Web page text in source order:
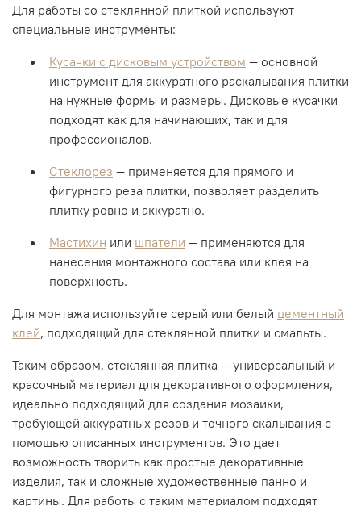
Для работы со стеклянной плиткой используют
специальные инструменты:
Кусачки с дисковым устройством — основной
инструмент для аккуратного раскалывания плитки
на нужные формы и размеры. Дисковые кусачки
подходят как для начинающих, так и для
профессионалов.
Стеклорез — применяется для прямого и
фигурного реза плитки, позволяет разделить
плитку ровно и аккуратно.
Мастихин или шпатели — применяются для
нанесения монтажного состава или клея на
поверхность.
Для монтажа используйте серый или белый цементный
клей, подходящий для стеклянной плитки и смальты.
Таким образом, стеклянная плитка — универсальный и
красочный материал для декоративного оформления,
идеально подходящий для создания мозаики,
требующей аккуратных резов и точного скалывания с
помощью описанных инструментов. Это дает
возможность творить как простые декоративные
изделия, так и сложные художественные панно и
картины. Для работы с таким материалом подходят